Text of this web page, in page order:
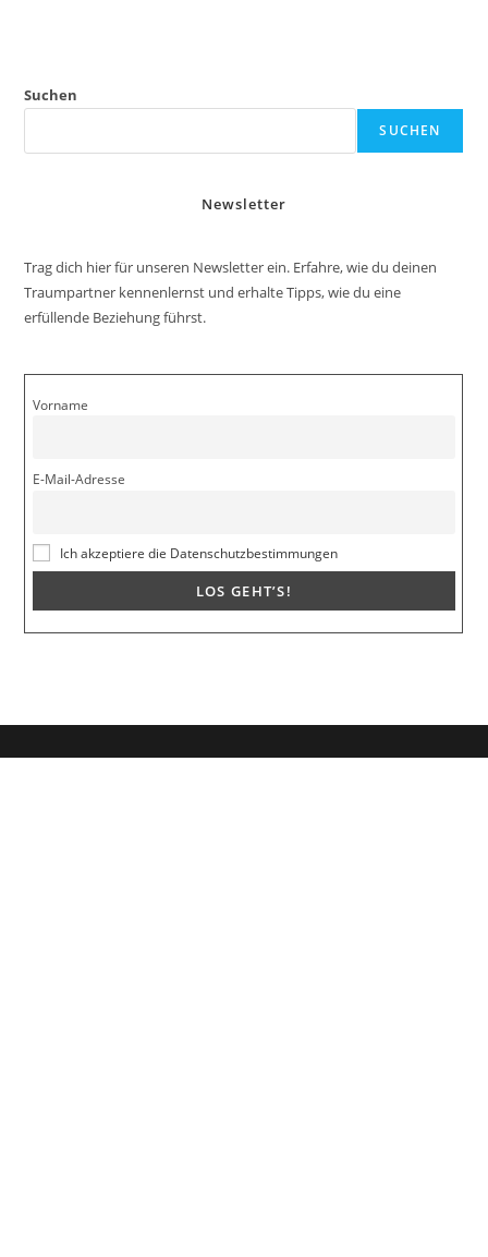
Suchen
SUCHEN
Newsletter
Trag dich hier für unseren Newsletter ein. Erfahre, wie du deinen
Traumpartner kennenlernst und erhalte Tipps, wie du eine
erfüllende Beziehung führst.
Vorname
E-Mail-Adresse
Ich akzeptiere die Datenschutzbestimmungen